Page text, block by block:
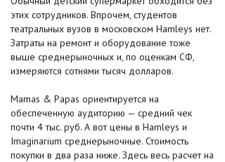
этих сотрудников. Впрочем, студентов
театральных вузов в московском Hamleys нет.
Затраты на ремонт и оборудование тоже
выше среднерыночных и, по оценкам СФ,
измеряются сотнями тысяч долларов.
Mamas & Papas ориентируется на
обеспеченную аудиторию — средний чек
почти 4 тыс. руб. А вот цены в Hamleys и
Imaginarium среднерыночные. Стоимость
покупки в два раза ниже. Здесь весь расчет на